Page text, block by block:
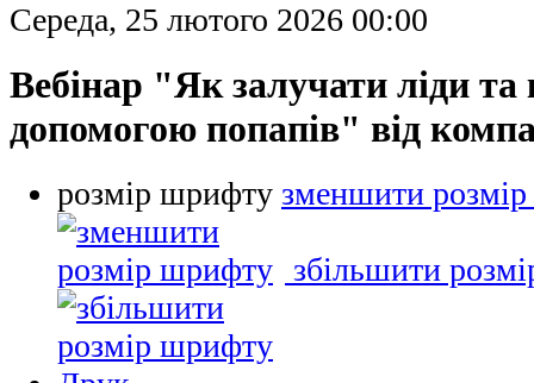
Середа, 25 лютого 2026 00:00
Вебінар "Як залучати ліди та
допомогою попапів" від
розмір шрифту зменшити
збільшити